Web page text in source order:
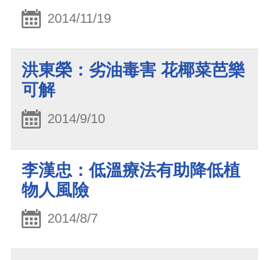
2014/11/19
洪東榮：劣油毒害 花椰菜芭樂
可解
2014/9/10
李漢忠：低溫療法有助降低植
物人風險
2014/8/7